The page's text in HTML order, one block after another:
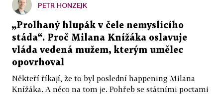
PETR HONZEJK
„Prolhaný hlupák v čele nemyslícího
stáda“. Proč Milana Knížáka oslavuje
vláda vedená mužem, kterým umělec
opovrhoval
Někteří říkají, že to byl poslední happening Milana
Knížáka. A něco na tom je. Pohřeb se státními poctami